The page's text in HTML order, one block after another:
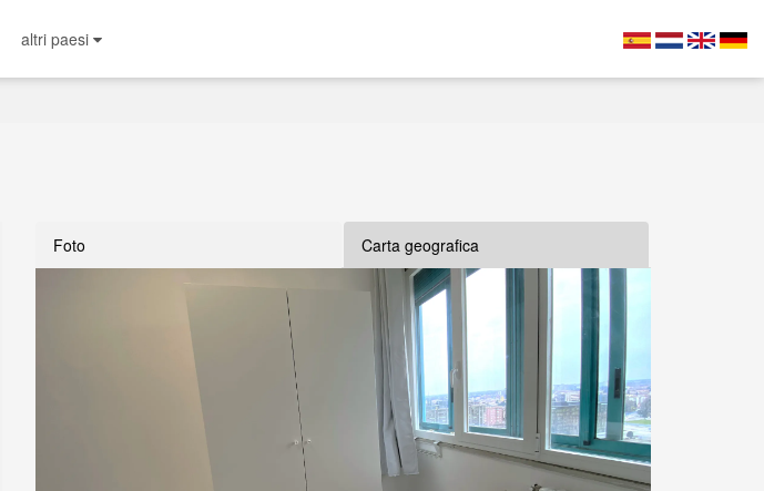
altri paesi
Foto Carta geografica